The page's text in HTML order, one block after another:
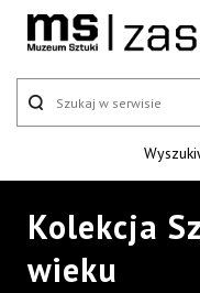
Kolekcja
wieku